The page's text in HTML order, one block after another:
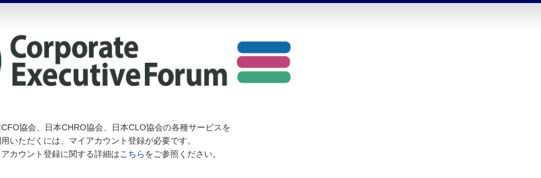
協会、日本CHRO協会、日本CLO協会の各種サービスを
いただくには、マイアカウント登録が必要です。
カウント登録に関する詳細はこちらをご参照ください。